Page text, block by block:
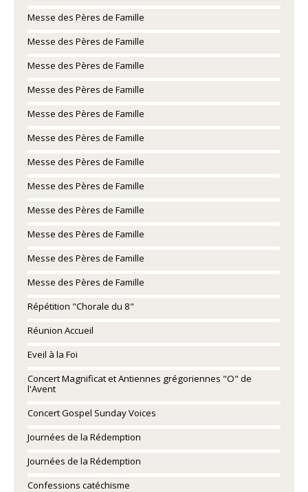
Messe des Pères de Famille
Messe des Pères de Famille
Messe des Pères de Famille
Messe des Pères de Famille
Messe des Pères de Famille
Messe des Pères de Famille
Messe des Pères de Famille
Messe des Pères de Famille
Messe des Pères de Famille
Messe des Pères de Famille
Messe des Pères de Famille
Messe des Pères de Famille
Répétition "Chorale du 8"
Réunion Accueil
Eveil à la Foi
Concert Magnificat et Antiennes grégoriennes "O" de
l'Avent
Concert Gospel Sunday Voices
Journées de la Rédemption
Journées de la Rédemption
Confessions catéchisme